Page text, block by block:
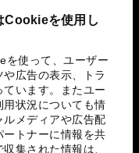
Cookieを使用し
を使って、ユーザー
広告の表示、トラ
います。またユー
状況についても情
メディアや広告配
トナーに情報を共
集された情報は、